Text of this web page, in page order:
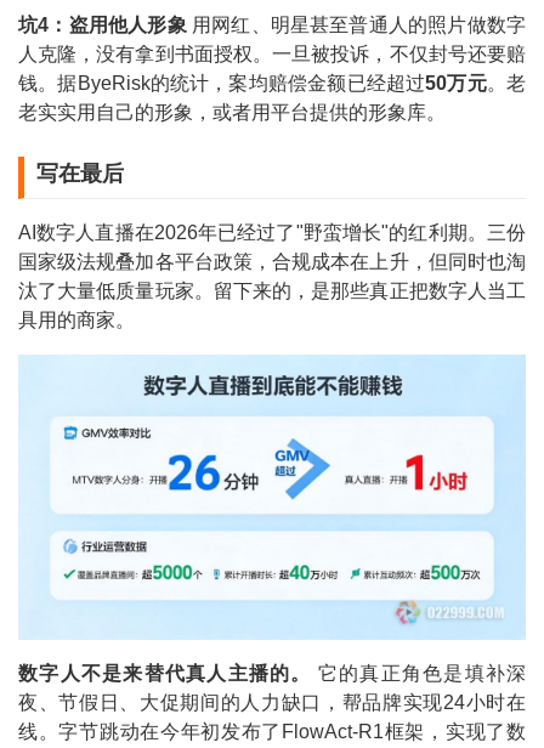
坑4：盗用他人形象 用网红、明星甚至普通人的照片做数字
人克隆，没有拿到书面授权。一旦被投诉，不仅封号还要赔
钱。据ByeRisk的统计，案均赔偿金额已经超过50万元。老
老实实用自己的形象，或者用平台提供的形象库。
写在最后
AI数字人直播在2026年已经过了"野蛮增长"的红利期。三份
国家级法规叠加各平台政策，合规成本在上升，但同时也淘
汰了大量低质量玩家。留下来的，是那些真正把数字人当工
具用的商家。
数字人不是来替代真人主播的。
它的真正角色是填补深
夜、节假日、大促期间的人力缺口，帮品牌实现24小时在
线。字节跳动在今年初发布了FlowAct-R1框架，实现了数